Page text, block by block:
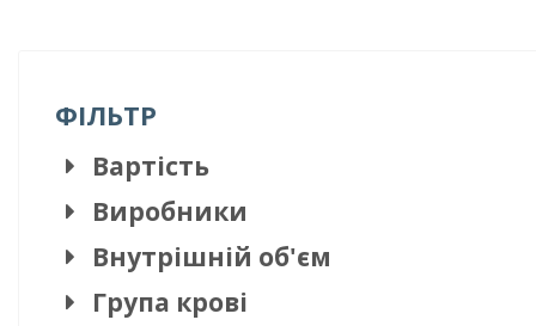
ФІЛЬТР
Вартість
Виробники
Внутрішній об'єм
Група крові